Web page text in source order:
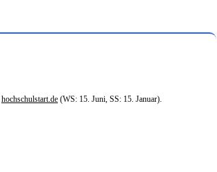
hochschulstart.de (WS: 15. Juni, SS: 15. Januar).